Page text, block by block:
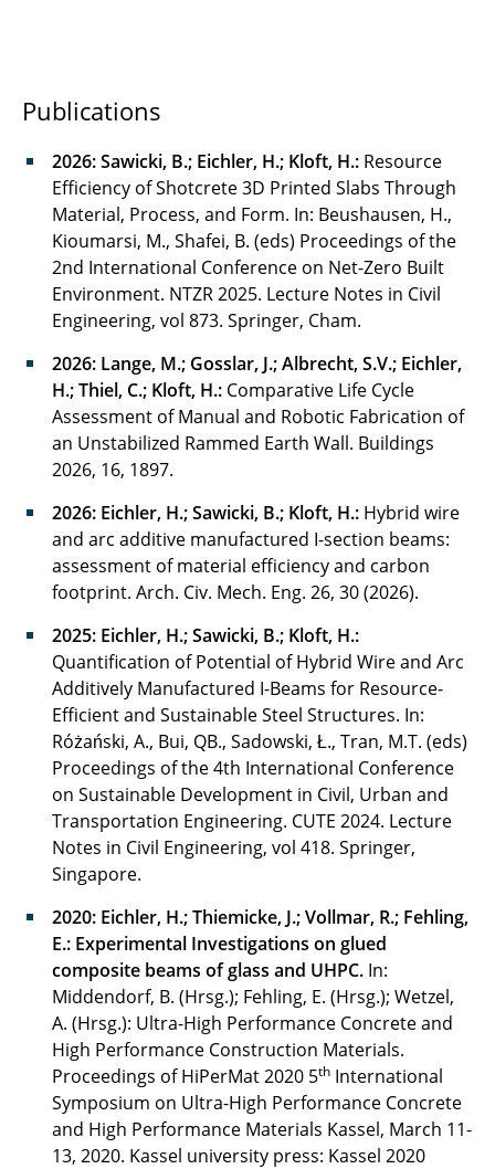
Publications
2026: Sawicki, B.; Eichler, H.; Kloft, H.: Resource
Efficiency of Shotcrete 3D Printed Slabs Through
Material, Process, and Form. In: Beushausen, H.,
Kioumarsi, M., Shafei, B. (eds) Proceedings of the
2nd International Conference on Net-Zero Built
Environment. NTZR 2025. Lecture Notes in Civil
Engineering, vol 873. Springer, Cham.
2026: Lange, M.; Gosslar, J.; Albrecht, S.V.; Eichler,
H.; Thiel, C.; Kloft, H.: Comparative Life Cycle
Assessment of Manual and Robotic Fabrication of
an Unstabilized Rammed Earth Wall. Buildings
2026, 16, 1897.
2026: Eichler, H.;Sawicki, B.; Kloft, H.: Hybrid wire
and arc additive manufactured I-section beams:
assessment of material efficiency and carbon
footprint. Arch. Civ. Mech. Eng. 26, 30 (2026).
2025: Eichler, H.;Sawicki, B.; Kloft, H.:
Quantification of Potential of Hybrid Wire and Arc
Additively Manufactured I-Beams for Resource-
Efficient and Sustainable Steel Structures. In:
Różański, A., Bui, QB., Sadowski, Ł., Tran, M.T. (eds)
Proceedings of the 4th International Conference
on Sustainable Development in Civil, Urban and
Transportation Engineering. CUTE 2024. Lecture
Notes in Civil Engineering, vol 418. Springer,
Singapore.
2020: Eichler, H.; Thiemicke, J.; Vollmar, R.; Fehling,
E.: Experimental Investigations on glued
composite beams of glass and UHPC. In:
Middendorf, B. (Hrsg.); Fehling, E. (Hrsg.); Wetzel,
A. (Hrsg.): Ultra-High Performance Concrete and
High Performance Construction Materials.
Proceedings of HiPerMat 2020 5th International
Symposium on Ultra-High Performance Concrete
and High Performance Materials Kassel, March 11-
13, 2020. Kassel university press: Kassel 2020